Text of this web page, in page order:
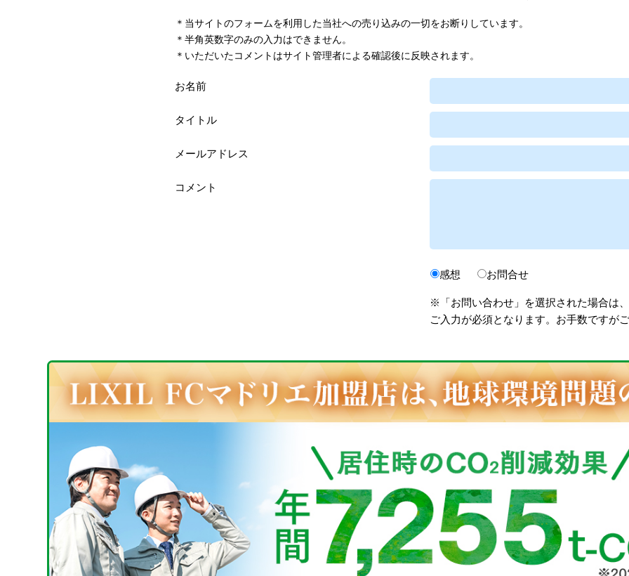
＊当サイトのフォームを利用した当社への売り込みの一切をお断りしています。
＊半角英数字のみの入力はできません。
＊いただいたコメントはサイト管理者による確認後に反映されます。
お名前
タイトル
メールアドレス
コメント
感想 お問合せ
※「お問い合わせ」を選択された場合は
ご入力が必須となります。お手数ですが